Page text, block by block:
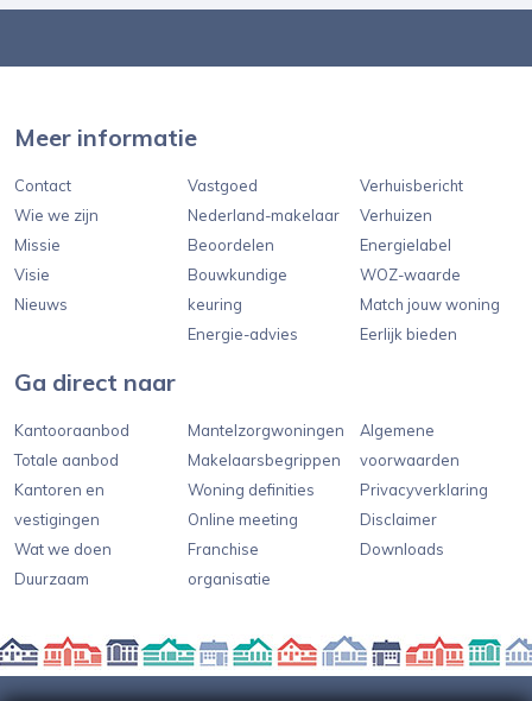
Meer informatie
Contact
Wie we zijn
Missie
Visie
Nieuws
Vastgoed
Nederland-makelaar
Beoordelen
Bouwkundige
keuring
Energie-advies
Verhuisbericht
Verhuizen
Energielabel
WOZ-waarde
Match jouw woning
Eerlijk bieden
Ga direct naar
Kantooraanbod
Totale aanbod
Kantoren en
vestigingen
Wat we doen
Duurzaam
Mantelzorgwoningen
Makelaarsbegrippen
Woning definities
Online meeting
Franchise
organisatie
Algemene
voorwaarden
Privacyverklaring
Disclaimer
Downloads